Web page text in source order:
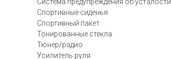
Спортивные сиденья
Спортивный пакет
Тонированные стекла
Тюнер/радио
Усилитель руля